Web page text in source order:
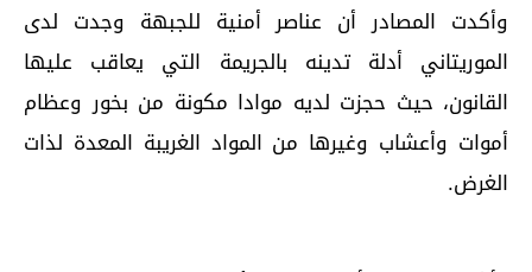
وأكدت المصادر أن عناصر أمنية للجبهة وجدت لدى
الموريتاني أدلة تدينه بالجريمة التي يعاقب عليها
القانون، حيث حجزت لديه موادا مكونة من بخور وعظام
أموات وأعشاب وغيرها من المواد الغريبة المعدة لذات
الغرض.